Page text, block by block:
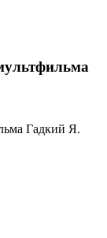
Гадкий Я.